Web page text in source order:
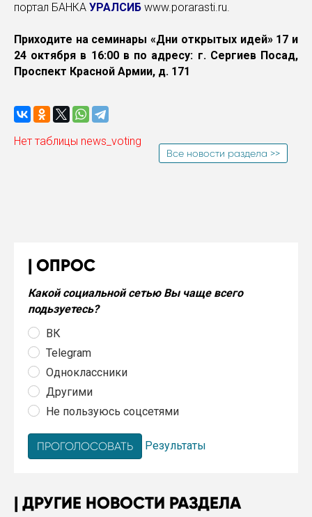
портал БАНКА УРАЛСИБ www.porarasti.ru.
Приходите на семинары «Дни открытых идей» 17 и
24 октября в 16:00 в по адресу: г. Сергиев Посад,
Проспект Красной Армии, д. 171
Нет таблицы news_voting
Все новости раздела >>
ОПРОС
Какой социальной сетью Вы чаще всего
подьзуетесь?
ВК
Telegram
Одноклассники
Другими
Не пользуюсь соцсетями
Результаты
ДРУГИЕ НОВОСТИ РАЗДЕЛА